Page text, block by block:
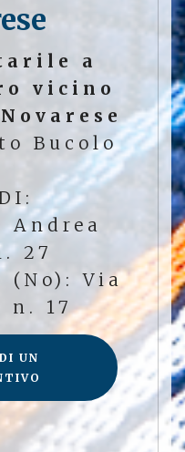
a
vicino
Bucolo
Andrea
27
(No): Via
n. 17
UN